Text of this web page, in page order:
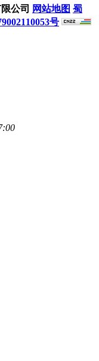
公司 网站地图 蜀
号